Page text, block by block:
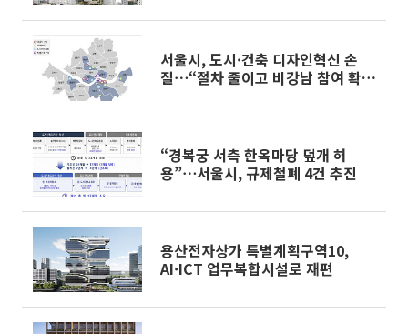
서울시, 도시·건축 디자인혁신 손
질⋯“절차 줄이고 비강남 참여 확
“경복궁 서측 한옥마당 덮개 허
용”⋯서울시, 규제철폐 4건 추진
용산전자상가 특별계획구역10,
AI·ICT 업무복합시설로 재편